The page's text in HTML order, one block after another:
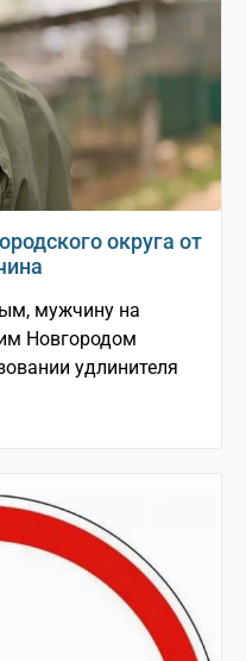
округа от
мужчину на
Новгородом
удлинителя